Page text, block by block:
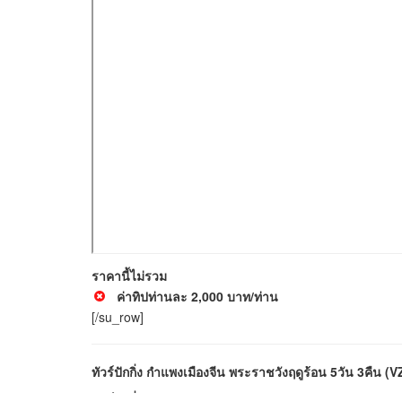
ราคานี้ไม่รวม
ค่าทิปท่านละ 2,000 บาท/ท่าน
[/su_row]
ทัวร์ปักกิ่ง กำแพงเมืองจีน พระราชวังฤดูร้อน 5วัน 3คืน